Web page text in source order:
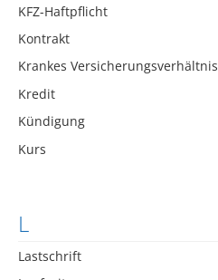
KFZ-Haftpflicht
Kontrakt
Krankes Versicherungsverhältnis
Kredit
Kündigung
Kurs
L
Lastschrift